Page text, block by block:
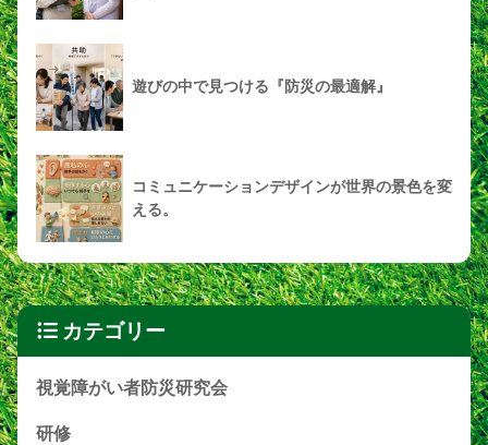
遊びの中で見つける『防災の最適解』
コミュニケーションデザインが世界の景色を変
える。
カテゴリー
視覚障がい者防災研究会
研修